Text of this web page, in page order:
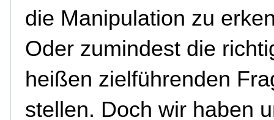
die Manipulation zu
Oder zumindest die
heißen zielführenden
stellen. Doch wir haben